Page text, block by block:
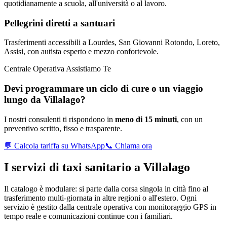
quotidianamente a scuola, all'università o al lavoro.
Pellegrini diretti a santuari
Trasferimenti accessibili a Lourdes, San Giovanni Rotondo, Loreto,
Assisi, con autista esperto e mezzo confortevole.
Centrale Operativa Assistiamo Te
Devi programmare un ciclo di cure o un viaggio
lungo da Villalago?
I nostri consulenti ti rispondono in meno di 15 minuti, con un
preventivo scritto, fisso e trasparente.
💬 Calcola tariffa su WhatsApp📞 Chiama ora
I servizi di taxi sanitario a Villalago
Il catalogo è modulare: si parte dalla corsa singola in città fino al
trasferimento multi-giornata in altre regioni o all'estero. Ogni
servizio è gestito dalla centrale operativa con monitoraggio GPS in
tempo reale e comunicazioni continue con i familiari.